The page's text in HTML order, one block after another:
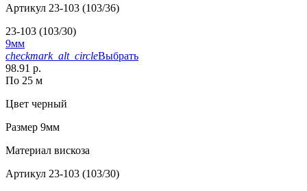
Артикул 23-103 (103/36)
23-103 (103/30)
9мм
checkmark_alt_circleВыбрать
98.91 р.
По 25 м
Цвет черный
Размер 9мм
Материал вискоза
Артикул 23-103 (103/30)